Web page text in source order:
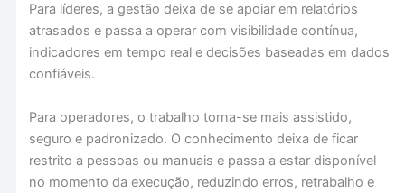
Para líderes, a gestão deixa de se apoiar em relatórios
atrasados e passa a operar com visibilidade contínua,
indicadores em tempo real e decisões baseadas em dados
confiáveis.
Para operadores, o trabalho torna-se mais assistido,
seguro e padronizado. O conhecimento deixa de ficar
restrito a pessoas ou manuais e passa a estar disponível
no momento da execução, reduzindo erros, retrabalho e